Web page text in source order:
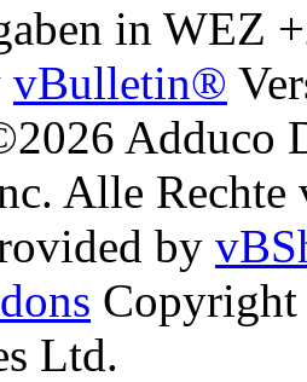
in WEZ
vBulletin®
Adduco
Alle Rechte
by
Ltd.